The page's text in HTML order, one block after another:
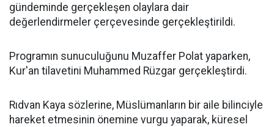
gündeminde gerçekleşen olaylara dair
değerlendirmeler çerçevesinde gerçekleştirildi.
Programın sunuculuğunu Muzaffer Polat yaparken,
Kur'an tilavetini Muhammed Rüzgar gerçekleştirdi.
Rıdvan Kaya sözlerine, Müslümanların bir aile bilinciyle
hareket etmesinin önemine vurgu yaparak, küresel